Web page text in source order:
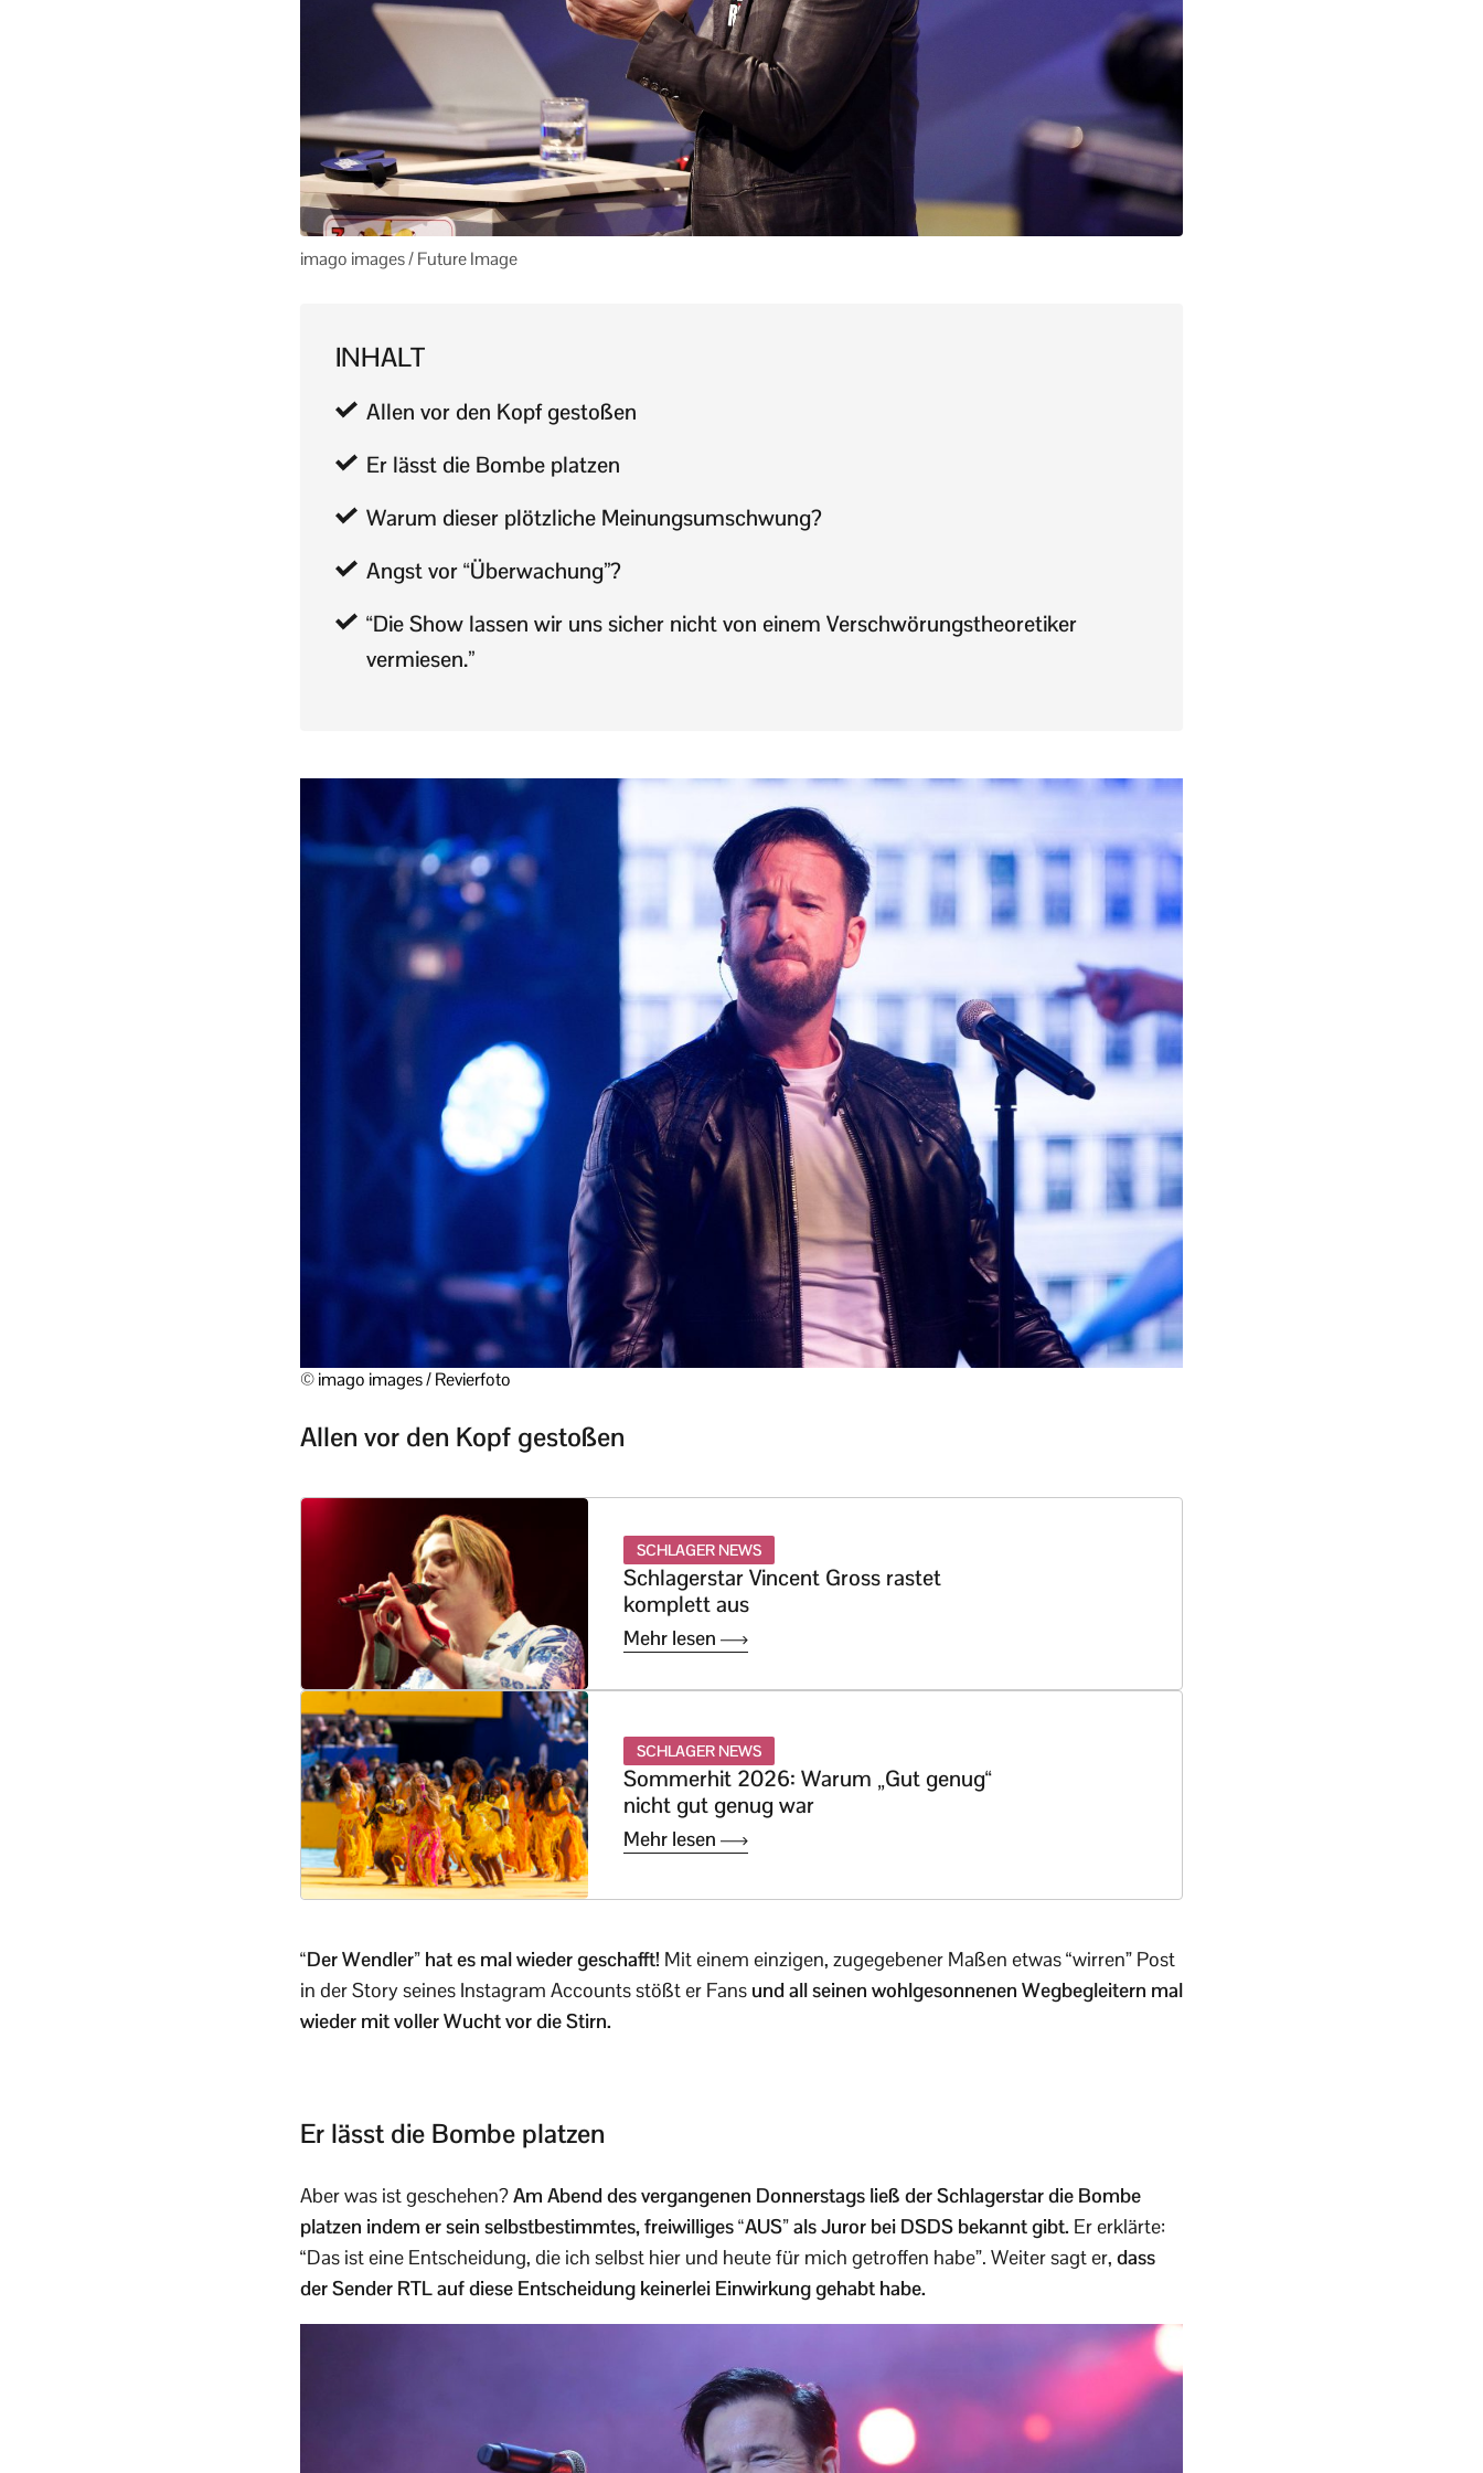
imago images / Future Image
INHALT
Allen vor den Kopf gestoßen
Er lässt die Bombe platzen
Warum dieser plötzliche Meinungsumschwung?
Angst vor “Überwachung”?
“Die Show lassen wir uns sicher nicht von einem Verschwörungstheoretiker
vermiesen.”
© imago images / Revierfoto
Allen vor den Kopf gestoßen
SCHLAGER NEWS
Schlagerstar Vincent Gross rastet
komplett aus
Mehr lesen
SCHLAGER NEWS
Sommerhit 2026: Warum „Gut genug“
nicht gut genug war
Mehr lesen
“Der Wendler” hat es mal wieder geschafft! Mit einem einzigen, zugegebener Maßen etwas “wirren” Post
in der Story seines Instagram Accounts stößt er Fans und all seinen wohlgesonnenen Wegbegleitern mal
wieder mit voller Wucht vor die Stirn.
Er lässt die Bombe platzen
Aber was ist geschehen?Am Abend des vergangenen Donnerstags ließ der Schlagerstar die Bombe
platzen indem er sein selbstbestimmtes, freiwilliges “AUS” als Juror bei DSDS bekannt gibt. Er erklärte:
“Das ist eine Entscheidung, die ich selbst hier und heute für mich getroffen habe”. Weiter sagt er, dass
der Sender RTL auf diese Entscheidung keinerlei Einwirkung gehabt habe.